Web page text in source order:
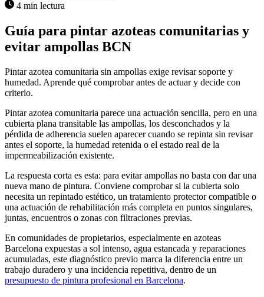
4 min lectura
Guía para pintar azoteas comunitarias y
evitar ampollas BCN
Pintar azotea comunitaria sin ampollas exige revisar soporte y
humedad. Aprende qué comprobar antes de actuar y decide con
criterio.
Pintar azotea comunitaria parece una actuación sencilla, pero en una
cubierta plana transitable las ampollas, los desconchados y la
pérdida de adherencia suelen aparecer cuando se repinta sin revisar
antes el soporte, la humedad retenida o el estado real de la
impermeabilización existente.
La respuesta corta es esta: para evitar ampollas no basta con dar una
nueva mano de pintura. Conviene comprobar si la cubierta solo
necesita un repintado estético, un tratamiento protector compatible o
una actuación de rehabilitación más completa en puntos singulares,
juntas, encuentros o zonas con filtraciones previas.
En comunidades de propietarios, especialmente en azoteas
Barcelona expuestas a sol intenso, agua estancada y reparaciones
acumuladas, este diagnóstico previo marca la diferencia entre un
trabajo duradero y una incidencia repetitiva, dentro de un
presupuesto de pintura profesional en Barcelona.